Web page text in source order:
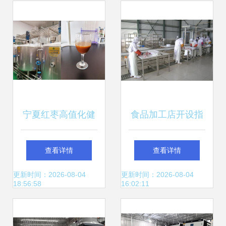
宁夏红枣高值化健
康产品加工关键技
术研究与示范项目
查看详情
更新时间：2026-08-04
18:56:58
食品加工店开设指
南与电气设备制造
基础要求
查看详情
更新时间：2026-08-04
16:02:11